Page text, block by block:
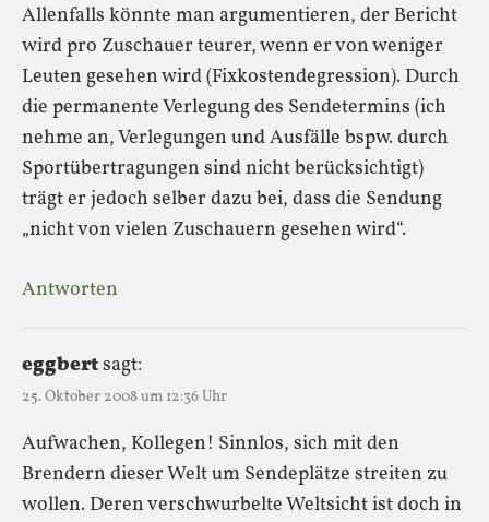
Allenfalls könnte man argumentieren, der Bericht
wird pro Zuschauer teurer, wenn er von weniger
Leuten gesehen wird (Fixkostendegression). Durch
die permanente Verlegung des Sendetermins (ich
nehme an, Verlegungen und Ausfälle bspw. durch
Sportübertragungen sind nicht berücksichtigt)
trägt er jedoch selber dazu bei, dass die Sendung
„nicht von vielen Zuschauern gesehen wird“.
Antworten
eggbertsagt:
25. Oktober 2008 um 12:36 Uhr
Aufwachen, Kollegen! Sinnlos, sich mit den
Brendern dieser Welt um Sendeplätze streiten zu
wollen. Deren verschwurbelte Weltsicht ist doch in